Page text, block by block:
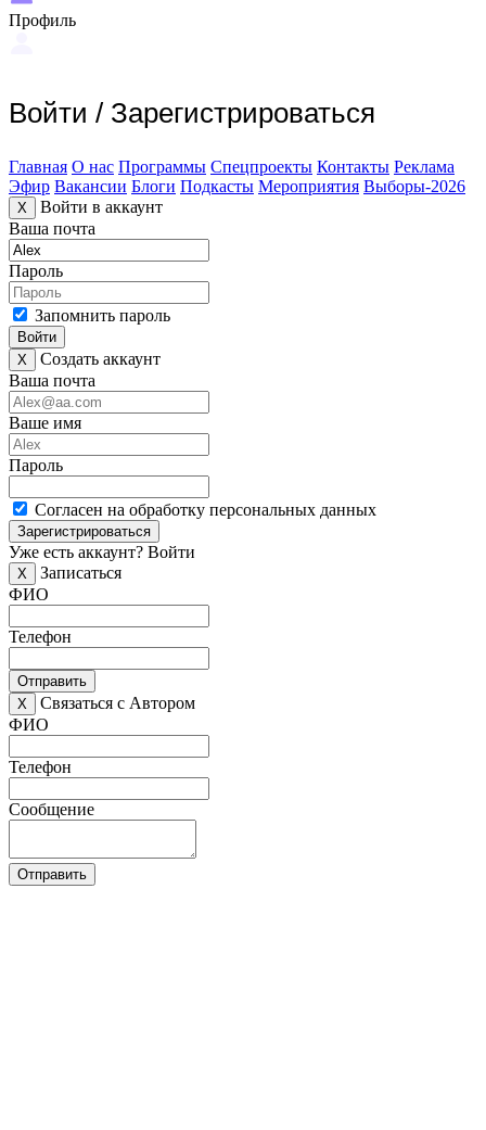
Профиль
Войти / Зарегистрироваться
Главная О нас Программы Спецпроекты Контакты Реклама
Эфир Вакансии Блоги Подкасты Мероприятия Выборы-2026
X
Войти в аккаунт
Ваша почта
Пароль
Запомнить пароль
Войти
X
Создать аккаунт
Ваша почта
Ваше имя
Пароль
Согласен на обработку персональных данных
Зарегистрироваться
Уже есть аккаунт? Войти
X
Записаться
ФИО
Телефон
Отправить
X
Связаться с Автором
ФИО
Телефон
Сообщение
Отправить